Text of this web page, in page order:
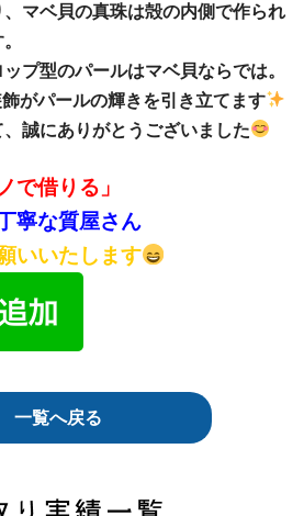
マベ貝の真珠は殻の内側で作られ
プ型のパールはマベ貝ならでは。
がパールの輝きを引き立てます
誠にありがとうございました
で借りる」
寧な質屋さん
いいたします
一覧へ戻る